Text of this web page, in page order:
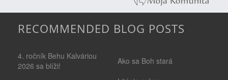
RECOMMENDED BLOG POSTS
4. ročník Behu Kalváriou
2026 sa blíži!
Ako sa Boh stará